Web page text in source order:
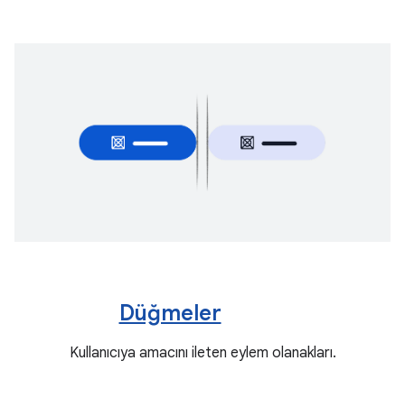
Düğmeler
Kullanıcıya amacını ileten eylem olanakları.